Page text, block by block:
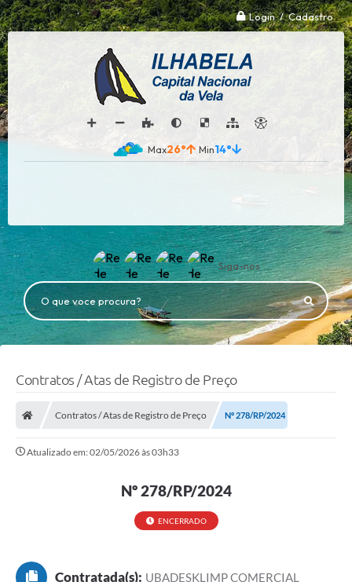
Login / Cadastro
26° 14°
Siga-nos
O que voce procura?
Contratos / Atas de Registro de Preço
Contratos / Atas de Registro de Preço Nº 278/RP/2024
Atualizado em: 02/05/2026 às 03h33
Nº 278/RP/2024
ENCERRADO
Contratada(s): UBADESKLIMP COMERCIAL